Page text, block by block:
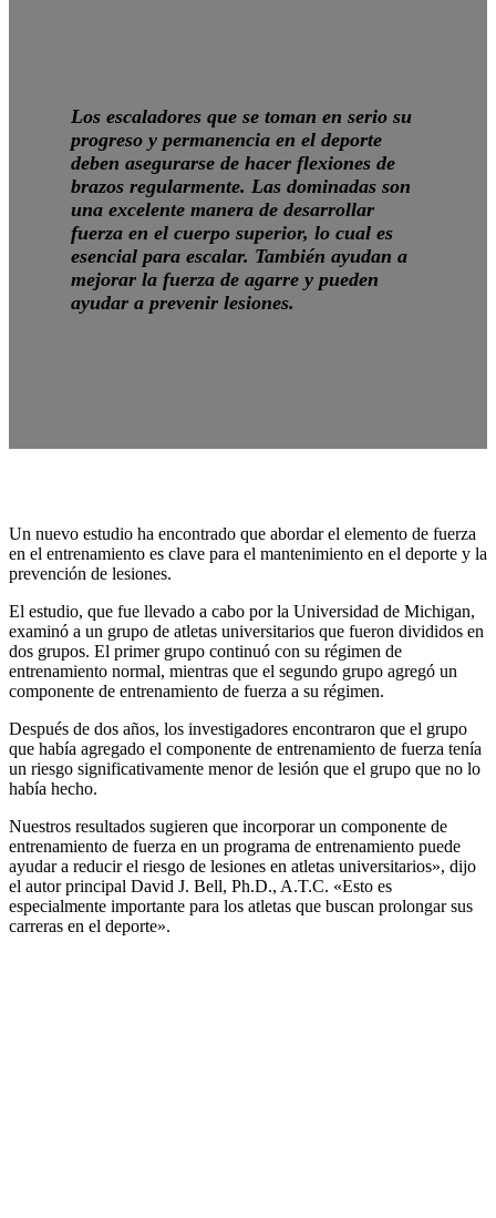
Los escaladores que se toman en serio su
progreso y permanencia en el deporte
deben asegurarse de hacer flexiones de
brazos regularmente. Las dominadas son
una excelente manera de desarrollar
fuerza en el cuerpo superior, lo cual es
esencial para escalar. También ayudan a
mejorar la fuerza de agarre y pueden
ayudar a prevenir lesiones.
Un nuevo estudio ha encontrado que abordar el elemento de fuerza
en el entrenamiento es clave para el mantenimiento en el deporte y la
prevención de lesiones.
El estudio, que fue llevado a cabo por la Universidad de Michigan,
examinó a un grupo de atletas universitarios que fueron divididos en
dos grupos. El primer grupo continuó con su régimen de
entrenamiento normal, mientras que el segundo grupo agregó un
componente de entrenamiento de fuerza a su régimen.
Después de dos años, los investigadores encontraron que el grupo
que había agregado el componente de entrenamiento de fuerza tenía
un riesgo significativamente menor de lesión que el grupo que no lo
había hecho.
Nuestros resultados sugieren que incorporar un componente de
entrenamiento de fuerza en un programa de entrenamiento puede
ayudar a reducir el riesgo de lesiones en atletas universitarios», dijo
el autor principal David J. Bell, Ph.D., A.T.C. «Esto es
especialmente importante para los atletas que buscan prolongar sus
carreras en el deporte».